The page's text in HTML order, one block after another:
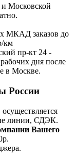
Московской
МКАД заказов до
км
пр-кт 24 -
дня после
в Москве.
России
линии, СДЭК.
Вашего